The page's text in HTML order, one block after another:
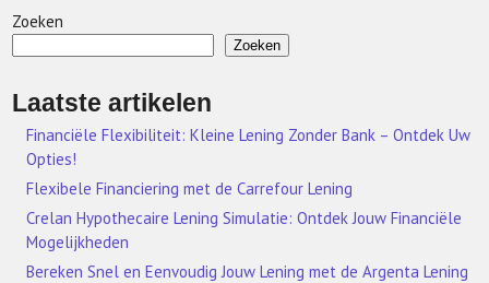
Zoeken
Zoeken
Laatste artikelen
Financiële Flexibiliteit: Kleine Lening Zonder Bank – Ontdek Uw
Opties!
Flexibele Financiering met de Carrefour Lening
Crelan Hypothecaire Lening Simulatie: Ontdek Jouw Financiële
Mogelijkheden
Bereken Snel en Eenvoudig Jouw Lening met de Argenta Lening